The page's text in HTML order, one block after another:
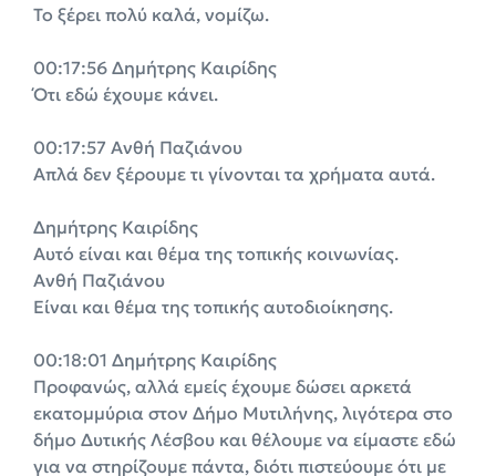
Το ξέρει πολύ καλά, νομίζω.
00:17:56 Δημήτρης Καιρίδης
Ότι εδώ έχουμε κάνει.
00:17:57 Ανθή Παζιάνου
Απλά δεν ξέρουμε τι γίνονται τα χρήματα αυτά.
Δημήτρης Καιρίδης
Αυτό είναι και θέμα της τοπικής κοινωνίας.
Ανθή Παζιάνου
Είναι και θέμα της τοπικής αυτοδιοίκησης.
00:18:01 Δημήτρης Καιρίδης
Προφανώς, αλλά εμείς έχουμε δώσει αρκετά
εκατομμύρια στον Δήμο Μυτιλήνης, λιγότερα στο
δήμο Δυτικής Λέσβου και θέλουμε να είμαστε εδώ
για να στηρίζουμε πάντα, διότι πιστεύουμε ότι με